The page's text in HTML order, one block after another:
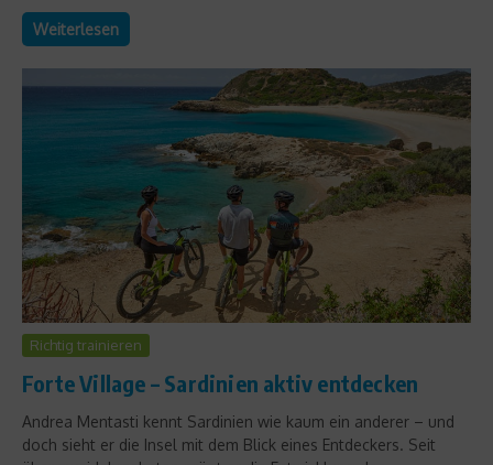
Weiterlesen
Richtig trainieren
Forte Village – Sardinien aktiv entdecken
Andrea Mentasti kennt Sardinien wie kaum ein anderer – und
doch sieht er die Insel mit dem Blick eines Entdeckers. Seit